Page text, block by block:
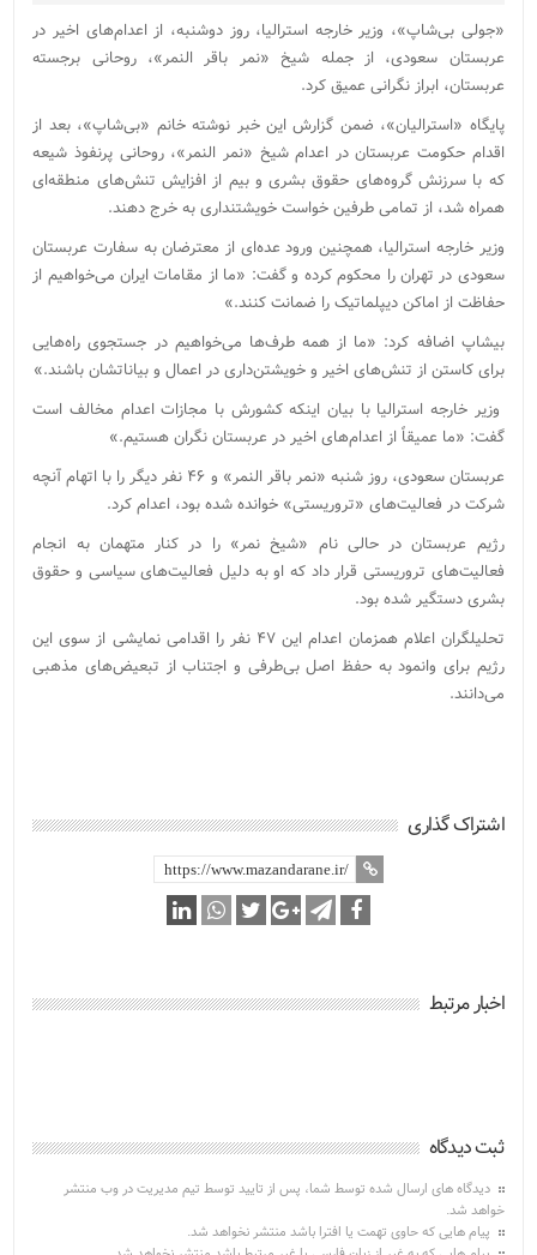
«جولی بی‌شاپ»، وزیر خارجه استرالیا، روز دوشنبه، از اعدام‌های اخیر در
عربستان سعودی، از جمله شیخ «نمر باقر النمر»، روحانی برجسته
عربستان، ابراز نگرانی عمیق کرد.
پایگاه «استرالیان»، ضمن گزارش این خبر نوشته خانم «بی‌شاپ»، بعد از
اقدام حکومت عربستان در اعدام شیخ «نمر النمر»، روحانی پرنفوذ شیعه
که با سرزنش گروه‌های حقوق بشری و بیم از افزایش تنش‌های منطقه‌ای
همراه شد، از تمامی طرفین خواست خویشتنداری به خرج دهند.
وزیر خارجه استرالیا، همچنین ورود عده‌ای از معترضان به سفارت عربستان
سعودی در تهران را محکوم کرده و گفت: «ما از مقامات ایران می‌خواهیم از
حفاظت از اماکن دیپلماتیک را ضمانت کنند.»
بیشاپ اضافه کرد: «ما از همه طرف‌ها می‌خواهیم در جستجوی راه‌هایی
برای کاستن از تنش‌های اخیر و خویشتن‌داری در اعمال و بیاناتشان باشند.»
وزیر خارجه استرالیا با بیان اینکه کشورش با مجازات اعدام مخالف است
گفت: «ما عمیقاً از اعدام‌های اخیر در عربستان نگران هستیم.»
عربستان سعودی، روز شنبه «نمر باقر النمر» و ۴۶ نفر دیگر را با اتهام آنچه
شرکت در فعالیت‌های «تروریستی» خوانده شده بود، اعدام کرد.
رژیم عربستان در حالی نام «شیخ نمر» را در کنار متهمان به انجام
فعالیت‌های تروریستی قرار داد که او به دلیل فعالیت‌های سیاسی و حقوق
بشری دستگیر شده بود.
تحلیلگران اعلام همزمان اعدام این ۴۷ نفر را اقدامی نمایشی از سوی این
رژیم برای وانمود به حفظ اصل بی‌طرفی و اجتناب از تبعیض‌های مذهبی
می‌دانند.
اشتراک گذاری
اخبار مرتبط
ثبت دیدگاه
دیدگاه های ارسال شده توسط شما، پس از تایید توسط تیم مدیریت در وب منتشر
خواهد شد.
پیام هایی که حاوی تهمت یا افترا باشد منتشر نخواهد شد.